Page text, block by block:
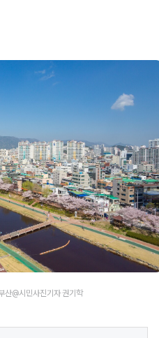
산@시민사진기자 권기학